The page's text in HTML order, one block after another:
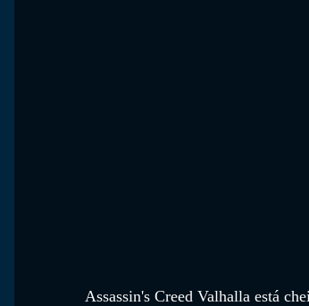
Assassin's Creed Valhalla está